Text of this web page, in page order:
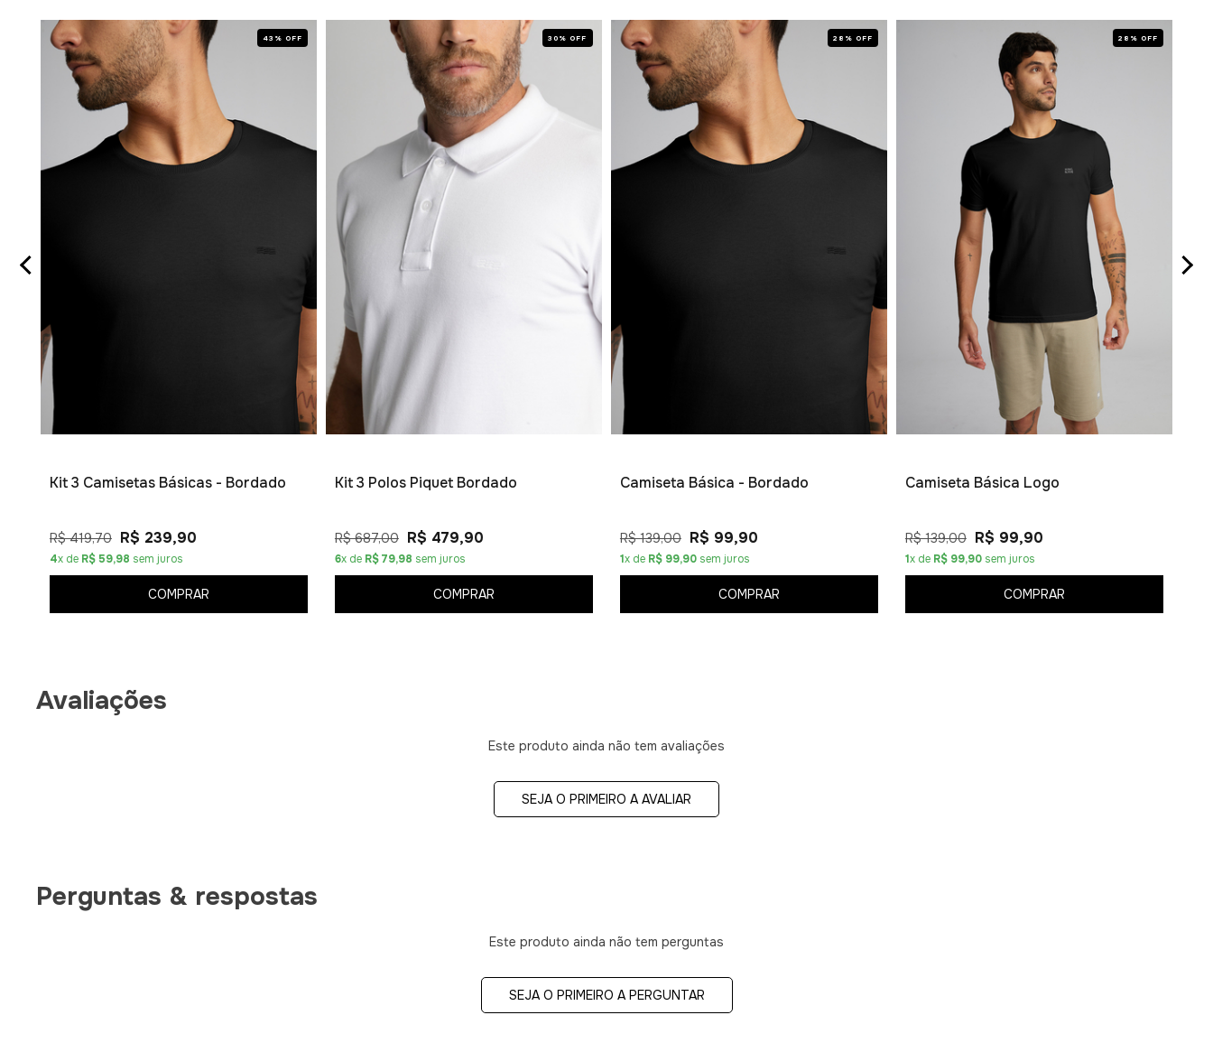
43% OFF
Kit 3 Camisetas Básicas - Bordado
R$ 419,70 R$ 239,90
4x de R$ 59,98 sem juros
COMPRAR
30% OFF
Kit 3 Polos Piquet Bordado
R$ 687,00 R$ 479,90
6x de R$ 79,98 sem juros
COMPRAR
28% OFF
Camiseta Básica - Bordado
R$ 139,00 R$ 99,90
1x de R$ 99,90sem juros
COMPRAR
28% OFF
Camiseta Básica Logo
R$ 139,00 R$ 99,90
1x de R$ 99,90sem juros
COMPRAR
Avaliações
Este produto ainda não tem avaliações
SEJA O PRIMEIRO A AVALIAR
Perguntas & respostas
Este produto ainda não tem perguntas
SEJA O PRIMEIRO A PERGUNTAR